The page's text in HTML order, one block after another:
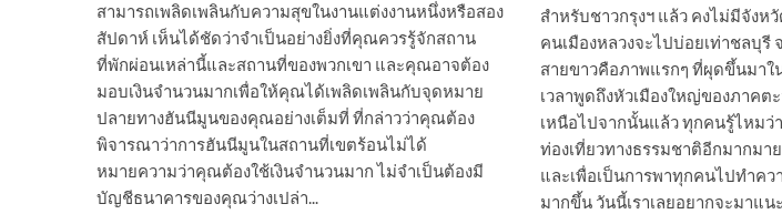
สามารถเพลิดเพลินกับความสุขในงานแต่งงานหนึ่งหรือสอง
สัปดาห์ เห็นได้ชัดว่าจำเป็นอย่างยิ่งที่คุณควรรู้จักสถาน
ที่พักผ่อนเหล่านี้และสถานที่ของพวกเขา และคุณอาจต้อง
มอบเงินจำนวนมากเพื่อให้คุณได้เพลิดเพลินกับจุดหมาย
ปลายทางฮันนีมูนของคุณอย่างเต็มที่ ที่กล่าวว่าคุณต้อง
พิจารณาว่าการฮันนีมูนในสถานที่เขตร้อนไม่ได้
หมายความว่าคุณต้องใช้เงินจำนวนมาก ไม่จำเป็นต้องมี
บัญชีธนาคารของคุณว่างเปล่า...
สำหรับชาวกรุงฯ แล้ว คงไม่มีจังห
คนเมืองหลวงจะไปบ่อยเท่าชลบุรี
สายขาวคือภาพแรกๆ ที่ผุดขึ้นมาใ
เวลาพูดถึงหัวเมืองใหญ่ของภาค
เหนือไปจากนั้นแล้ว ทุกคนรู้ไหมว่
ท่องเที่ยวทางธรรมชาติอีกมากมา
และเพื่อเป็นการพาทุกคนไปทำค
มากขึ้น วันนี้เราเลยอยากจะมาแน